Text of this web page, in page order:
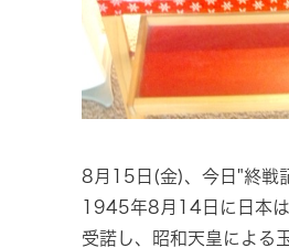
8月15日(金)、今日"終戦
1945年8月14日に日本は
受諾し、昭和天皇による